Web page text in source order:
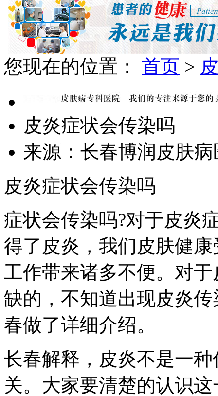
您现在的位置： 首页 >
皮炎症状会传染吗
来源：长春博润皮肤
皮炎症状会传染吗
症状会传染吗?对于皮炎
得了皮炎，我们皮肤健
工作带来诸多不便。对
缺的，不知道出现皮炎
春做了详细介绍。
长春解释，皮炎不是一
关。大家要清楚的认识